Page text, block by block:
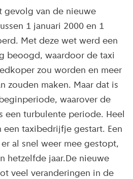
gevolg van de nieuwe
1 januari 2000 en 1
Met deze wet werd een
beoogd, waardoor de taxi
zou worden en meer
zouden maken. Maar dat is
waarover de
een turbulente periode. Heel
een taxibedrijfje gestart. Een
al snel weer mee gestopt,
hetzelfde jaar.De nieuwe
veel veranderingen in de